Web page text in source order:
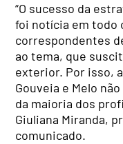
“O sucesso da
foi notícia em todo
correspondentes
ao tema, que
exterior. Por isso,
Gouveia e Melo
da maioria dos
Giuliana Miranda,
comunicado.